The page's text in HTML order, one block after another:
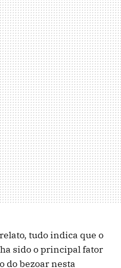
tudo indica que o
sido o principal fator
do bezoar nesta